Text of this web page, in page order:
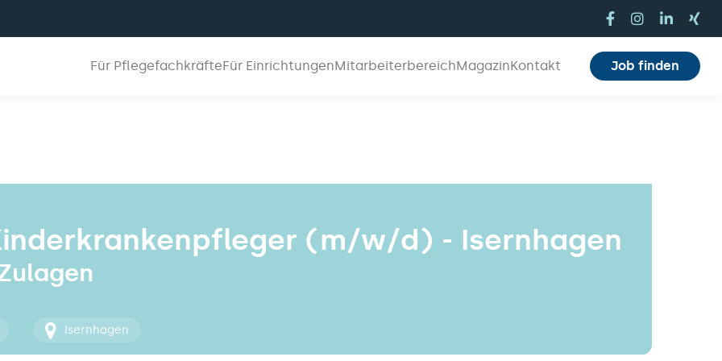
Für PflegefachkräfteFür EinrichtungenMitarbeiterbereichMagazinKontakt Job finden
(m/w/d) - Isernhagen
Isernhagen